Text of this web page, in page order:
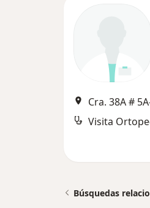
Cra. 38A #
Búsquedas